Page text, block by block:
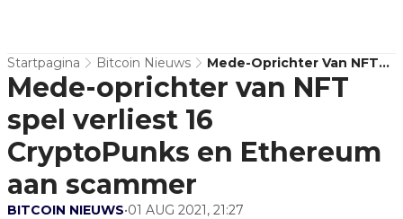
Startpagina Bitcoin Nieuws
Mede-Oprichter Van NFT
Spel Verliest 16
CryptoPunks En Ethereum
Aan Scammer
Mede-oprichter van NFT
spel verliest 16
CryptoPunks en Ethereum
aan scammer
BITCOIN NIEUWS•01 AUG 2021, 21:27